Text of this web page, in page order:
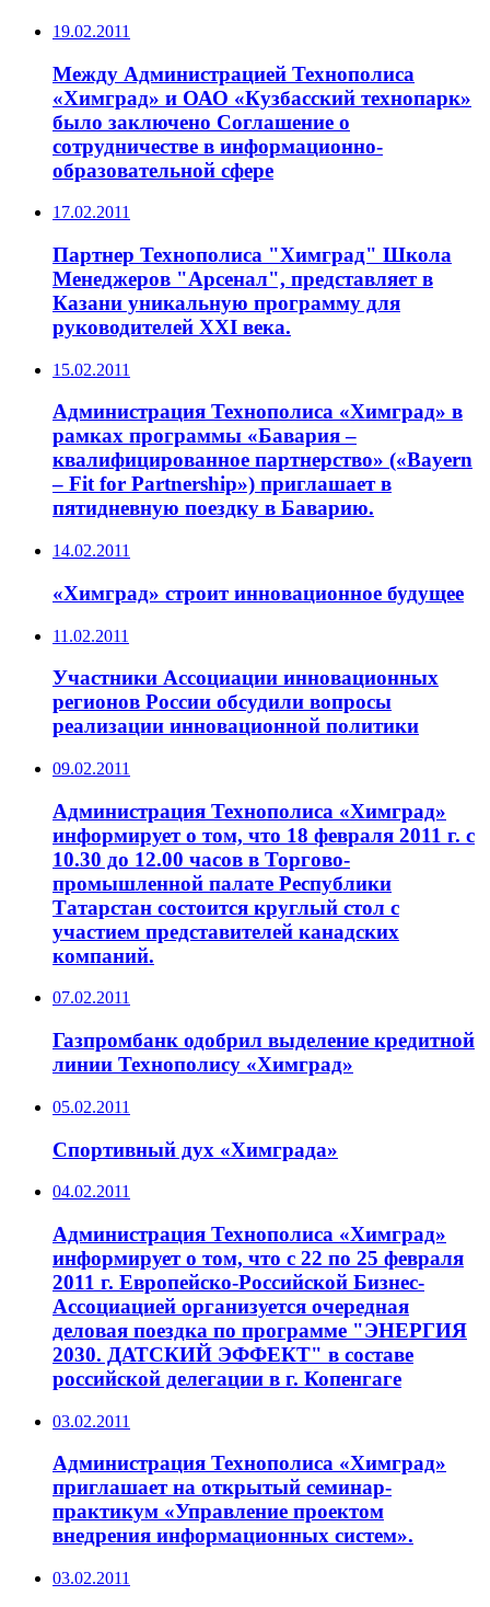
19.02.2011
Между Администрацией Технополиса
«Химград» и ОАО «Кузбасский технопарк»
было заключено Соглашение о
сотрудничестве в информационно-
образовательной сфере
17.02.2011
Партнер Технополиса "Химград" Школа
Менеджеров "Арсенал", представляет в
Казани уникальную программу для
руководителей XXI века.
15.02.2011
Администрация Технополиса «Химград» в
рамках программы «Бавария –
квалифицированное партнерство» («Bayern
– Fit for Partnership») приглашает в
пятидневную поездку в Баварию.
14.02.2011
«Химград» строит инновационное будущее
11.02.2011
Участники Ассоциации инновационных
регионов России обсудили вопросы
реализации инновационной политики
09.02.2011
Администрация Технополиса «Химград»
информирует о том, что 18 февраля 2011 г. с
10.30 до 12.00 часов в Торгово-
промышленной палате Республики
Татарстан состоится круглый стол с
участием представителей канадских
компаний.
07.02.2011
Газпромбанк одобрил выделение кредитной
линии Технополису «Химград»
05.02.2011
Спортивный дух «Химграда»
04.02.2011
Администрация Технополиса «Химград»
информирует о том, что с 22 по 25 февраля
2011 г. Европейско-Российской Бизнес-
Ассоциацией организуется очередная
деловая поездка по программе "ЭНЕРГИЯ
2030. ДАТСКИЙ ЭФФЕКТ" в составе
российской делегации в г. Копенгаге
03.02.2011
Администрация Технополиса «Химград»
приглашает на открытый семинар-
практикум «Управление проектом
внедрения информационных систем».
03.02.2011